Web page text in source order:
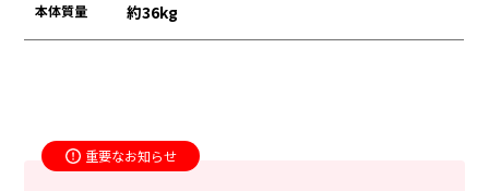
本体質量 約36kg
重要なお知らせ